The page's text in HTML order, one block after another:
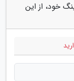
خود، از این